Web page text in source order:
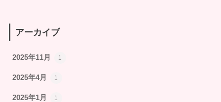
アーカイブ
2025年11月 1
2025年4月 1
2025年1月 1